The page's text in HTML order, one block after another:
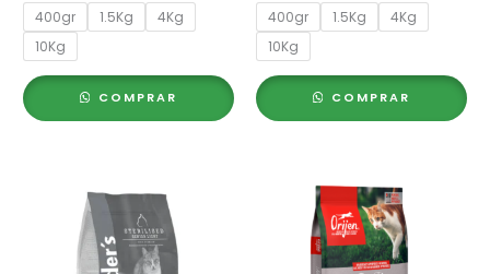
precios:
desde
S/ 345.00
400gr 1.5Kg
4Kg
10Kg
COMPRAR
precios:
desde
S/ 345.00
400gr 1.5Kg
4Kg
10Kg
COMPRAR